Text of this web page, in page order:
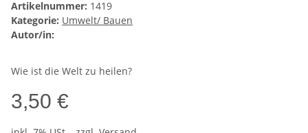
Artikelnummer: 1419
Kategorie: Umwelt/ Bauen
Autor/in:
Wie ist die Welt zu heilen?
3,50 €